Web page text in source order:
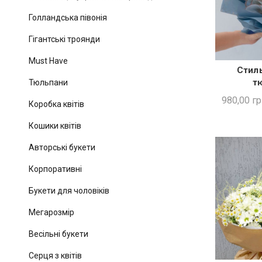
980,00
Голландська півонія
Гігантські троянди
Must Have
Тюльпани
Коробка квітів
Кошики квітів
Авторські букети
Корпоративні
Букети для чоловіків
Мегарозмір
Весільні букети
Серця з квітів